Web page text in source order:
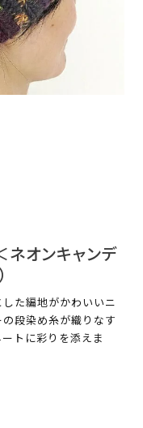
ネオンキャンデ
た編地がかわいいニ
段染め糸が織りなす
トに彩りを添えま